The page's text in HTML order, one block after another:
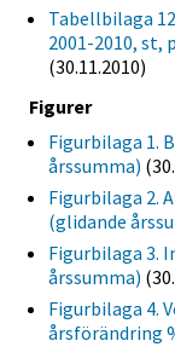
Tabellbilaga
2001-2010, st,
(30.11.2010)
Figurer
Figurbilaga 1.
årssumma)
Figurbilaga 2.
(glidande
Figurbilaga 3.
årssumma)
Figurbilaga 4.
årsförändring